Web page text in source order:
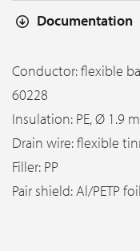
Documentation
Conductor: flexible
60228
Insulation: PE, Ø 1.9
Drain wire: flexible
Filler: PP
Pair shield: Al/PETP foil